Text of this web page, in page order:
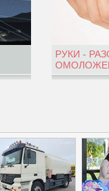
РУКИ -